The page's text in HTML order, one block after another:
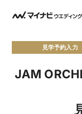
見学予約入力
JAM